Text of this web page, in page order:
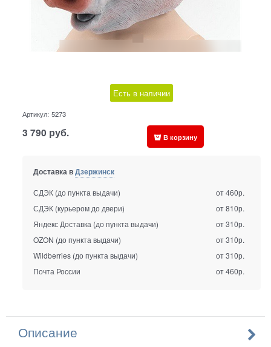
Есть в наличии
Артикул: 5273
3 790 руб. В корзину
Доставка вДзержинск
СДЭК (до пункта выдачи)
от 460р.
СДЭК (курьером до двери)
от 810р.
Яндекс Доставка (до пункта выдачи)
от 310р.
OZON (до пункта выдачи)
от 310р.
Wildberries (до пункта выдачи)
от 310р.
Почта России
от 460р.
Описание